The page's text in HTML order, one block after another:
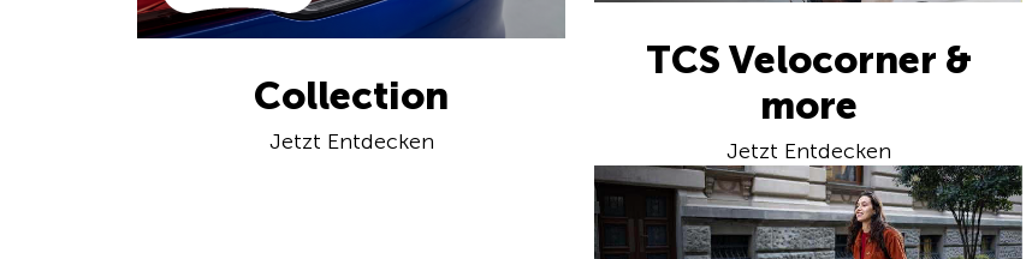
Collection
Jetzt Entdecken
TCS Velocorner &
more
Jetzt Entdecken